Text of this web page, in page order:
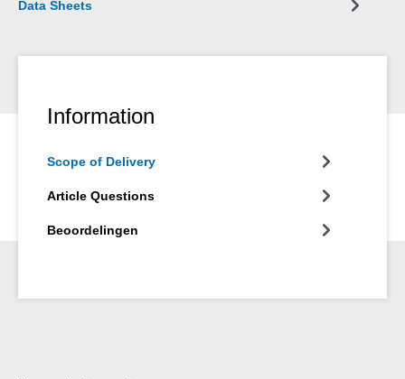
Data Sheets
Information
Scope of Delivery
Article Questions
Beoordelingen